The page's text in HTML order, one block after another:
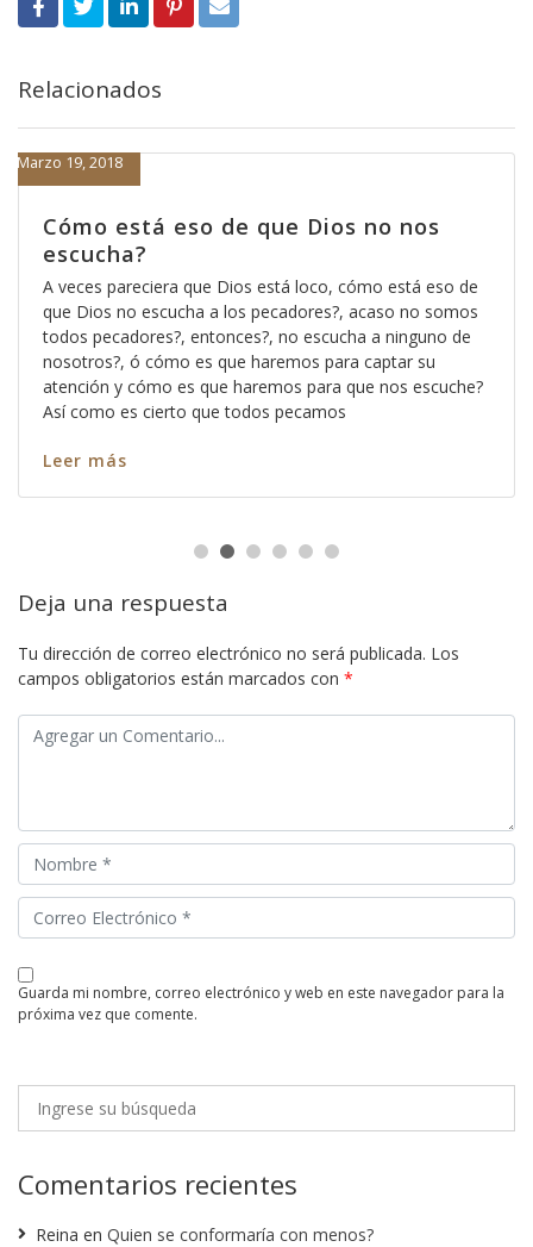
Relacionados
Cómo está eso de que Dios no nos
escucha?
Marzo 19, 2018
A veces pareciera que Dios está loco, cómo está eso de
que Dios no escucha a los pecadores?, acaso no somos
todos pecadores?, entonces?, no escucha a ninguno de
nosotros?, ó cómo es que haremos para captar su
atención y cómo es que haremos para que nos escuche?
Así como es cierto que todos pecamos
Leer más
Deja una respuesta
Tu dirección de correo electrónico no será publicada. Los
campos obligatorios están marcados con *
guarda mi nombre, correo electrónico y web en este navegador para la
próxima vez que comente.
Comentarios recientes
Reina en Quien se conformaría con menos?